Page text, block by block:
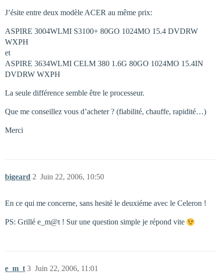
J’ésite entre deux modèle ACER au même prix:
ASPIRE 3004WLMI S3100+ 80GO 1024MO 15.4 DVDRW
WXPH
et
ASPIRE 3634WLMI CELM 380 1.6G 80GO 1024MO 15.4IN
DVDRW WXPH
La seule différence semble être le processeur.
Que me conseillez vous d’acheter ? (fiabilité, chauffe, rapidité…)
Merci
bigeard Juin 22, 2006, 10:50
2
En ce qui me concerne, sans hesité le deuxiéme avec le Celeron !
PS: Grillé e_m@t ! Sur une question simple je répond vite
e_m_t Juin 22, 2006, 11:01
3